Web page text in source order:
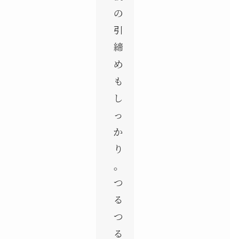
の
引
締
め
も
し
っ
か
り
。
つ
る
つ
る